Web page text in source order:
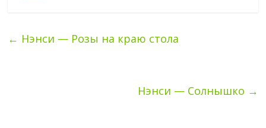
← Нэнси — Розы на краю стола
Нэнси — Солнышко →